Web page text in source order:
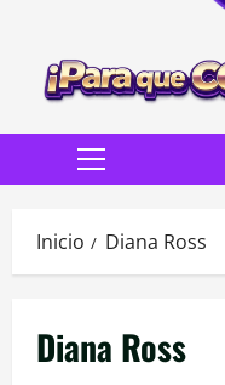
Menú
Inicio Diana Ross
Diana Ross